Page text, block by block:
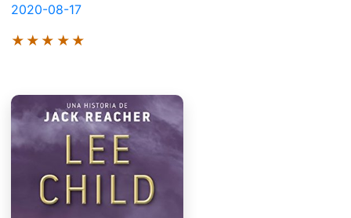
2020-08-17
★★★★★